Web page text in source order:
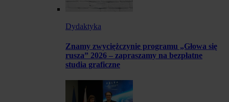
Dydaktyka
Znamy zwyciężczynie programu „Głowa się
rusza” 2026 – zapraszamy na bezpłatne
studia graficzne